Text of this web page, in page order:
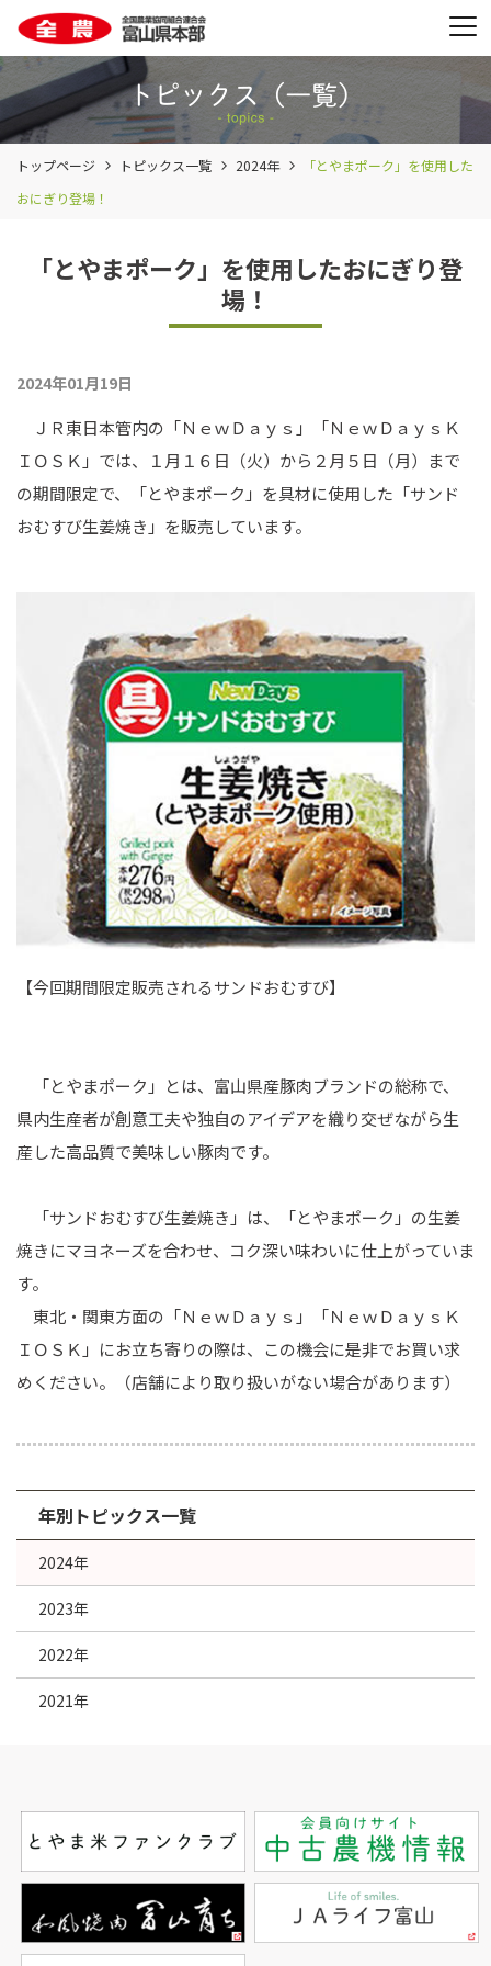
トップページ トピックス一覧 2024年
「とやまポーク」を使用した
おにぎり登場！
「とやまポーク」を使用したおにぎり登
場！
2024年01月19日
ＪＲ東日本管内の「ＮｅｗＤａｙｓ」「ＮｅｗＤａｙｓＫ
ＩＯＳＫ」では、１月１６日（火）から２月５日（月）まで
の期間限定で、「とやまポーク」を具材に使用した「サンド
おむすび生姜焼き」を販売しています。
【今回期間限定販売されるサンドおむすび】
「とやまポーク」とは、富山県産豚肉ブランドの総称で、
県内生産者が創意工夫や独自のアイデアを織り交ぜながら生
産した高品質で美味しい豚肉です。
「サンドおむすび生姜焼き」は、「とやまポーク」の生姜
焼きにマヨネーズを合わせ、コク深い味わいに仕上がっていま
す。
東北・関東方面の「ＮｅｗＤａｙｓ」「ＮｅｗＤａｙｓＫ
ＩＯＳＫ」にお立ち寄りの際は、この機会に是非でお買い求
めください。（店舗により取り扱いがない場合があります）
年別トピックス一覧
2024年
2023年
2022年
2021年